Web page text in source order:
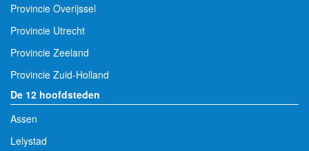
Provincie Overijssel
Provincie Utrecht
Provincie Zeeland
Provincie Zuid-Holland
De 12 hoofdsteden
Assen
Lelystad